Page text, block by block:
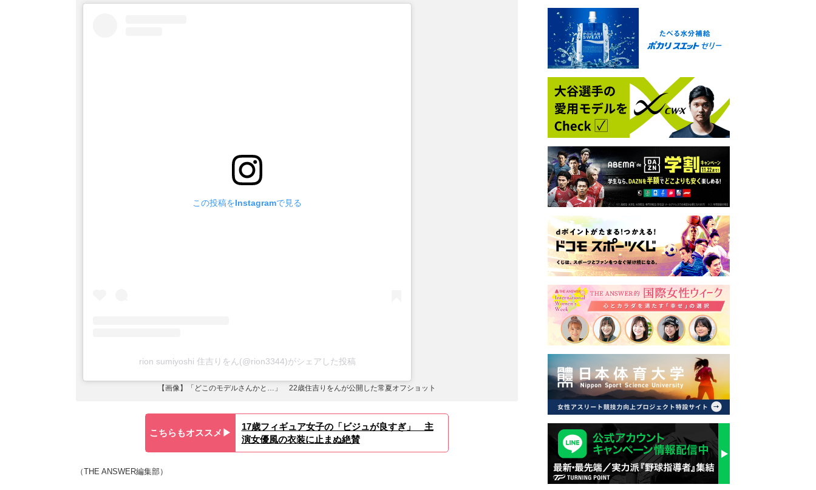
この投稿をInstagramで見る
rion sumiyoshi 住吉りをん(@rion3344)がシェアした投稿
【画像】「どこのモデルさんかと…」 22歳住吉りをんが公開した常夏オフショット
こちらもオススメ▶︎
17歳フィギュア女子の「ビジュが良すぎ」 主
演女優風の衣装に止まぬ絶賛
（THE ANSWER編集部）